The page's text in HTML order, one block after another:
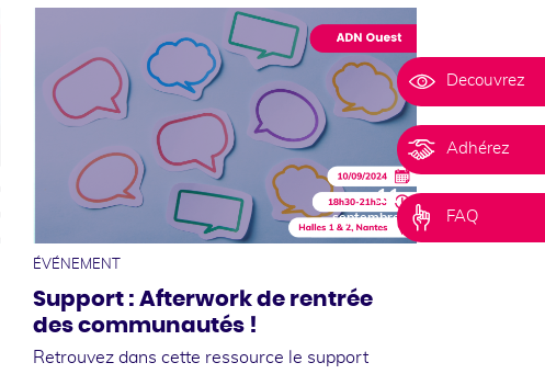
11
septembre
ÉVÉNEMENT
Support : Afterwork de rentrée
des communautés !
Retrouvez dans cette ressource le support
Decouvrez
Adhérez
FAQ